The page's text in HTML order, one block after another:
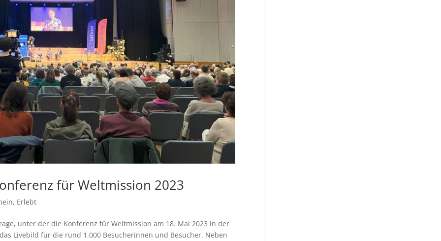
für Weltmission 2023
, Erlebt
unter der die Konferenz für Weltmission am 18. Mai 2023 in der
Livebild für die rund 1.000 Besucherinnen und Besucher. Neben